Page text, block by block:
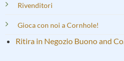
Rivenditori
Gioca con noi a Cornhole!
Ritira in Negozio Buono and Co.